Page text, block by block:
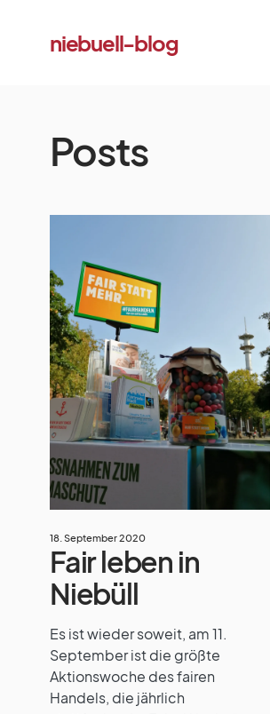
niebuell-blog
Posts
18. September 2020
Fair leben in
Niebüll
Es ist wieder soweit, am 11.
September ist die größte
Aktionswoche des fairen
Handels, die jährlich